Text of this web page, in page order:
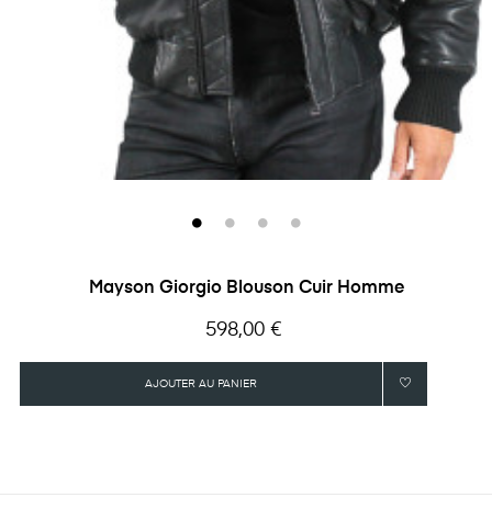
Mayson Giorgio Blouson Cuir Homme
Prix
598,00 €
AJOUTER AU PANIER